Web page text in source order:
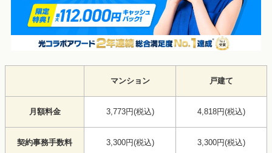
マンション 戸建て
月額料金 3,773円(税込) 4,818円(税込)
契約事務手数料 3,300円(税込) 3,300円(税込)